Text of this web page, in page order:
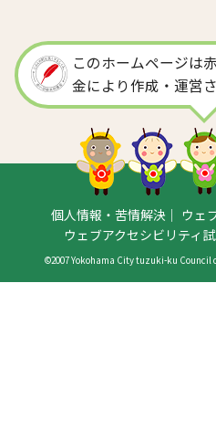
このホームページは
金により作成・運営
個人情報・苦情解決
ウェ
ウェブアクセシビリティ
©2007 Yokohama City tuzuki-ku Council